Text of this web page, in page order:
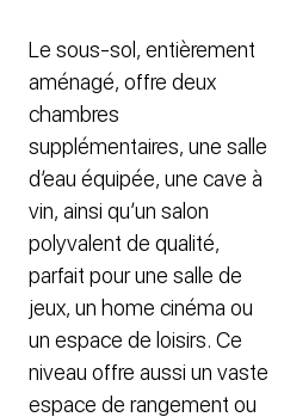
Le sous-sol, entièrement
aménagé, offre deux
chambres
supplémentaires, une salle
d’eau équipée, une cave à
vin, ainsi qu’un salon
polyvalent de qualité,
parfait pour une salle de
jeux, un home cinéma ou
un espace de loisirs. Ce
niveau offre aussi un vaste
espace de rangement ou